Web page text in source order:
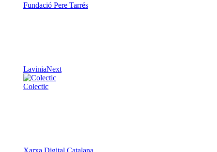
Fundació Pere Tarrés